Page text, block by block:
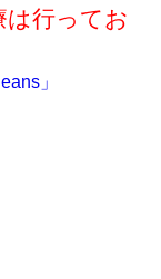
行ってお